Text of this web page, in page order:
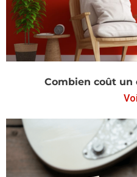
Combien coût un